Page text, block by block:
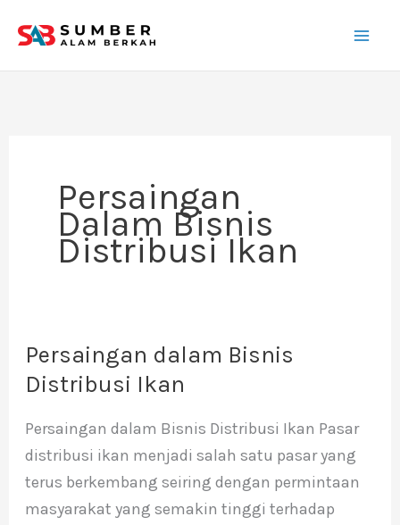
konten
Persaingan
Dalam Bisnis
Distribusi Ikan
Persaingan dalam Bisnis
Distribusi Ikan
Persaingan dalam Bisnis Distribusi Ikan Pasar
distribusi ikan menjadi salah satu pasar yang
terus berkembang seiring dengan permintaan
masyarakat yang semakin tinggi terhadap
Persaingan
dalam
Distribusi
Ikan